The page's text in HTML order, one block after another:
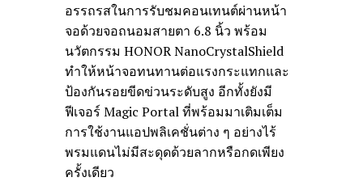
อรรถรสในการรับชมคอนเทนต์ผ่านหน้า
จอด้วยจอถนอมสายตา 6.8 นิ้ว พร้อม
นวัตกรรม HONOR NanoCrystalShield
ทำให้หน้าจอทนทานต่อแรงกระแทกและ
ป้องกันรอยขีดข่วนระดับสูง อีกทั้งยังมี
ฟีเจอร์ Magic Portal ที่พร้อมมาเติมเต็ม
การใช้งานแอปพลิเคชั่นต่าง ๆ อย่างไร้
พรมแดนไม่มีสะดุดด้วยลากหรือกดเพียง
ครั้งเดียว